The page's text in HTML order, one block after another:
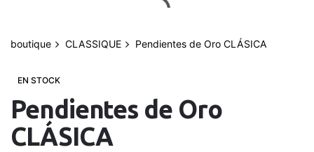
contenu
boutique CLASSIQUE Pendientes de Oro CLÁSICA
EN STOCK
Pendientes de Oro
CLÁSICA